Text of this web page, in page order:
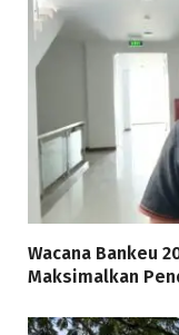
Wacana Bankeu
Maksimalkan